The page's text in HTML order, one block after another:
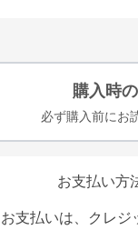
購入時
必ず購入前にお
お支払い方
お支払いは、クレジ